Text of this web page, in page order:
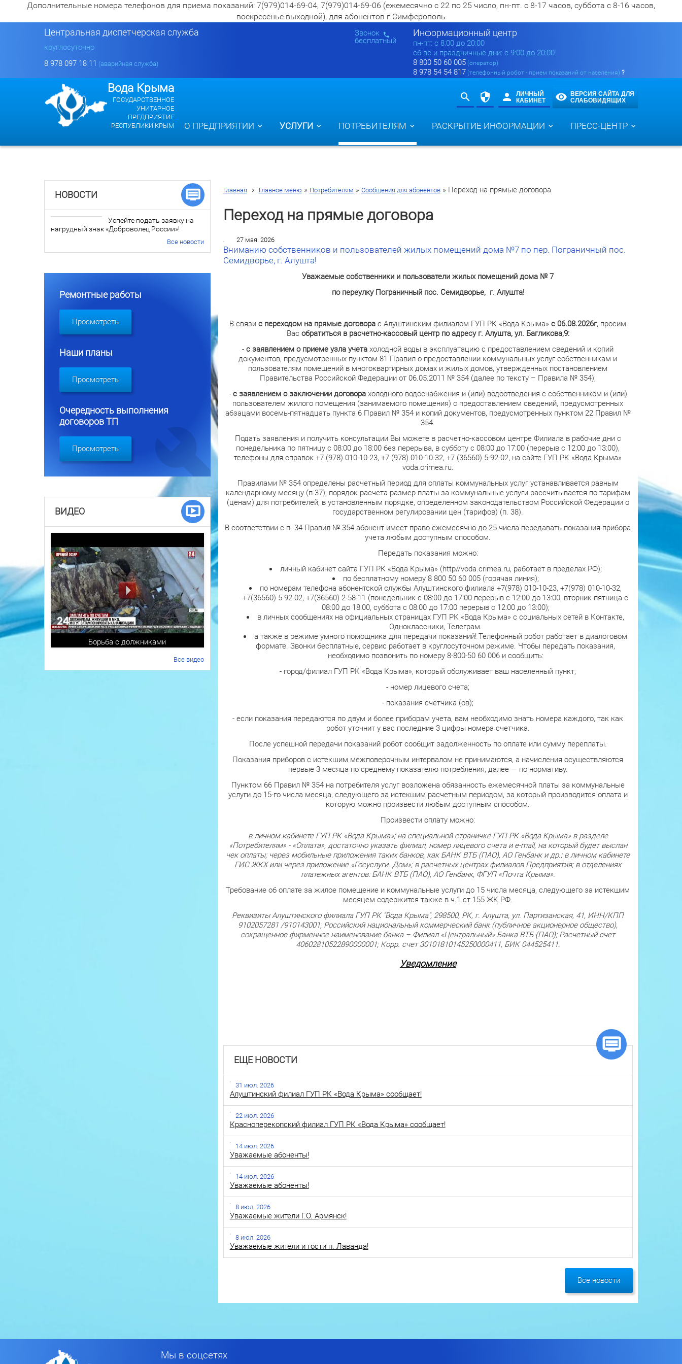
Дополнительные номера телефонов для приема показаний: 7(979)014-69-04, 7(979)014-69-06 (ежемесячно с 22 по 25 число, пн-пт. с 8-17 часов, суббота с 8-16 часов,
воскресенье выходной), для абонентов г.Симферополь
Информационный центр
пн-пт: c 8:00 до 20:00
сб-вс и праздничные дни: с 9:00 до 20:00
8 800 50 60 005 (оператор)
8 978 54 54 817 (телефонный робот - прием показаний от населения) ?
Звонок
бесплатный
Центральная диспетчерская служба
круглосуточно
8 978 097 18 11 (аварийная служба)
Вода Крыма
ГОСУДАРСТВЕННОЕ
УНИТАРНОЕ
ПРЕДПРИЯТИЕ
РЕСПУБЛИКИ КРЫМ
ЛИЧНЫЙ
КАБИНЕТ
ВЕРСИЯ САЙТА ДЛЯ
СЛАБОВИДЯЩИХ
О ПРЕДПРИЯТИИ УСЛУГИ ПОТРЕБИТЕЛЯМ РАСКРЫТИЕ ИНФОРМАЦИИ ПРЕСС-ЦЕНТР
Главная Главное меню » Потребителям » Сообщения для абонентов» Переход на прямые договора
Переход на прямые договора
27 мая. 2026
Вниманию собственников и пользователей жилых помещений дома №7 по пер. Пограничный пос.
Семидворье, г. Алушта!
Уважаемые собственники и пользователи жилых помещений дома № 7
по переулку Пограничный пос. Семидворье, г. Алушта!
В связис переходом на прямые договора с Алуштинским филиалом ГУП РК «Вода Крыма»с 06.08.2026г, просим
Вас обратиться в расчетно-кассовый центр по адресу г. Алушта, ул. Багликова,9:
-с заявлением о приеме узла учета холодной воды в эксплуатацию с предоставлением сведений и копий
документов, предусмотренных пунктом 81 Правил о предоставлении коммунальных услуг собственникам и
пользователям помещений в многоквартирных домах и жилых домов, утвержденных постановлением
Правительства Российской Федерации от 06.05.2011 № 354 (далее по тексту – Правила № 354);
- с заявлением о заключении договорахолодного водоснабжения и (или) водоотведения с собственником и (или)
пользователем жилого помещения (занимаемого помещения) с предоставлением сведений, предусмотренных
абзацами восемь-пятнадцать пункта 6 Правил № 354 и копий документов, предусмотренных пунктом 22 Правил №
354.
Подать заявления и получить консультации Вы можете в расчетно-кассовом центре Филиала в рабочие дни с
понедельника по пятницу с 08:00 до 18:00 без перерыва, в субботу с 08:00 до 17:00 (перерыв с 12:00 до 13:00),
телефоны для справок +7 (978) 010-10-23, +7 (978) 010-10-32, +7 (36560) 5-92-02, на сайте ГУП РК «Вода Крыма»
voda.crimea.ru.
Правилами № 354 определены расчетный период для оплаты коммунальных услуг устанавливается равным
календарному месяцу (п.37), порядок расчета размер платы за коммунальные услуги рассчитывается по тарифам
(ценам) для потребителей, в установленным порядке, определенном законодательством Российской Федерации о
государственном регулировании цен (тарифов) (п. 38).
В соответствии с п. 34 Правил № 354 абонент имеет право ежемесячно до 25 числа передавать показания прибора
учета любым доступным способом.
Передать показания можно:
личный кабинет сайта ГУП РК «Вода Крыма» (http//voda.crimea.ru, работает в пределах РФ);
по бесплатному номеру 8 800 50 60 005 (горячая линия);
по номерам телефона абонентской службы Алуштинского филиала +7(978) 010-10-23, +7(978) 010-10-32,
+7(36560) 5-92-02, +7(36560) 2-58-11 (понедельник с 08:00 до 17:00 перерыв с 12:00 до 13:00, вторник-пятница с
08:00 до 18:00, суббота с 08:00 до 17:00 перерыв с 12:00 до 13:00);
в личных сообщениях на официальных страницах ГУП РК «Вода Крыма» с социальных сетей в Контакте,
Одноклассники, Телеграм.
а также в режиме умного помощника для передачи показаний! Телефонный робот работает в диалоговом
формате. Звонки бесплатные, сервис работает в круглосуточном режиме. Чтобы передать показания,
необходимо позвонить по номеру 8-800-50 60 006 и сообщить:
- город/филиал ГУП РК «Вода Крыма», который обслуживает ваш населенный пункт;
- номер лицевого счета;
- показания счетчика (ов);
- если показания передаются по двум и более приборам учета, вам необходимо знать номера каждого, так как
робот уточнит у вас последние 3 цифры номера счетчика.
После успешной передачи показаний робот сообщит задолженность по оплате или сумму переплаты.
Показания приборов с истекшим межповерочным интервалом не принимаются, а начисления осуществляются
первые 3 месяца по среднему показателю потребления, далее — по нормативу.
Пунктом 66 Правил № 354 на потребителя услуг возложена обязанность ежемесячной платы за коммунальные
услуги до 15-го числа месяца, следующего за истекшим расчетным периодом, за который производится оплата и
которую можно произвести любым доступным способом.
Произвести оплату можно:
в личном кабинете ГУП РК «Вода Крыма»; на специальной страничке ГУП РК «Вода Крыма» в разделе
«Потребителям» - «Оплата», достаточно указать филиал, номер лицевого счета и e-mail, на который будет выслан
чек оплаты; через мобильные приложения таких банков, как БАНК ВТБ (ПАО), АО Генбанк и др.; в личном кабинете
ГИС ЖКХ или через приложение «Госуслуги. Дом»; в расчетных центрах филиалов Предприятия; в отделениях
платежных агентов: БАНК ВТБ (ПАО), АО Генбанк, ФГУП «Почта Крыма».
Требование об оплате за жилое помещение и коммунальные услуги до 15 числа месяца, следующего за истекшим
месяцем содержится также в ч.1 ст.155 ЖК РФ.
Реквизиты Алуштинского филиала ГУП РК "Вода Крыма", 298500, РК, г. Алушта, ул. Партизанская, 41, ИНН/КПП
9102057281 /910143001; Российский национальный коммерческий банк (публичное акционерное общество),
сокращенное фирменное наименование банка – Филиал «Центральный» Банка ВТБ (ПАО); Расчетный счет
40602810522890000001; Корр. счет 30101810145250000411, БИК 044525411.
Уведомление
ЕЩЕ НОВОСТИ
31 июл. 2026
Алуштинский филиал ГУП РК «Вода Крыма» сообщает!
22 июл. 2026
Красноперекопский филиал ГУП РК «Вода Крыма» сообщает!
14 июл. 2026
Уважаемые абоненты!
14 июл. 2026
Уважаемые абоненты!
8 июл. 2026
Уважаемые жители Г.О. Армянск!
8 июл. 2026
Уважаемые жители и гости п. Лаванда!
Все новости
НОВОСТИ
Успейте подать заявку на
нагрудный знак «Доброволец России»!
Все новости
Ремонтные работы
Просмотреть
Наши планы
Просмотреть
Очередность выполнения
договоров ТП
Просмотреть
ВИДЕО
Борьба с должниками
Все видео
Мы в соцсетях